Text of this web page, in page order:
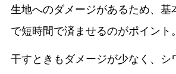
生地へのダメージがあるため、基
で短時間で済ませるのがポイント。
干すときもダメージが少なく、シ